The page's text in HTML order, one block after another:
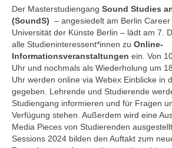
Der Masterstudiengang Sound Studies
(SoundS) – angesiedelt am Berlin
Universität der Künste Berlin – lädt am 7.
alle Studieninteressent*innen zu Online-
Informationsveranstaltungen ein. Von
Uhr und nochmals als Wiederholung um
Uhr werden online via Webex Einblicke in
gegeben. Lehrende und Studierende
Studiengang informieren und für Fragen
Verfügung stehen. Außerdem wird eine
Media Pieces von Studierenden
Sessions 2024 bilden den Auftakt zum